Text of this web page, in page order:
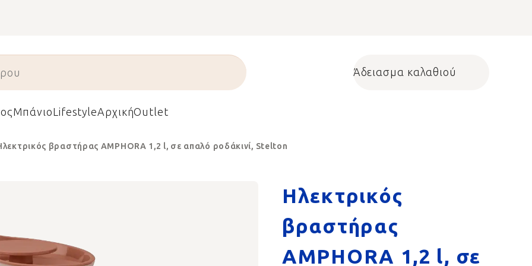
Shopping cart
Άδειασμα καλαθιού
ΜπάνιοLifestyleΑρχικήOutlet
βραστήρας AMPHORA 1,2 l, σε απαλό ροδάκινί, Stelton
Ηλεκτρικός
βραστήρας
AMPHORA 1,2 l, σε